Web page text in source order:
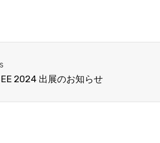
2024 出展のお知らせ